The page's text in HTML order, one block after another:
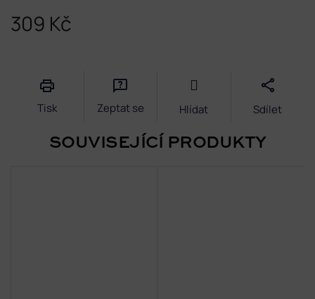
309 Kč
Tisk Zeptat se Hlídat Sdílet
SOUVISEJÍCÍ PRODUKTY